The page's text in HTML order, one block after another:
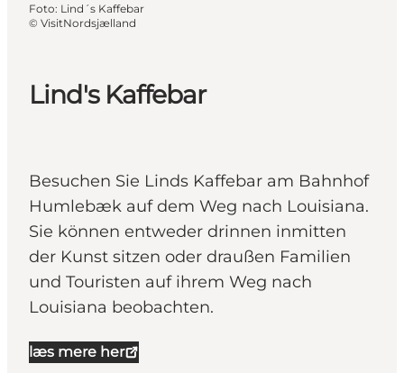
Lind's Kaffebar
Besuchen Sie Linds Kaffebar am Bahnhof
Humlebæk auf dem Weg nach Louisiana.
Sie können entweder drinnen inmitten
der Kunst sitzen oder draußen Familien
und Touristen auf ihrem Weg nach
Louisiana beobachten.
læs mere her
Foto: Lind´s Kaffebar
© VisitNordsjælland